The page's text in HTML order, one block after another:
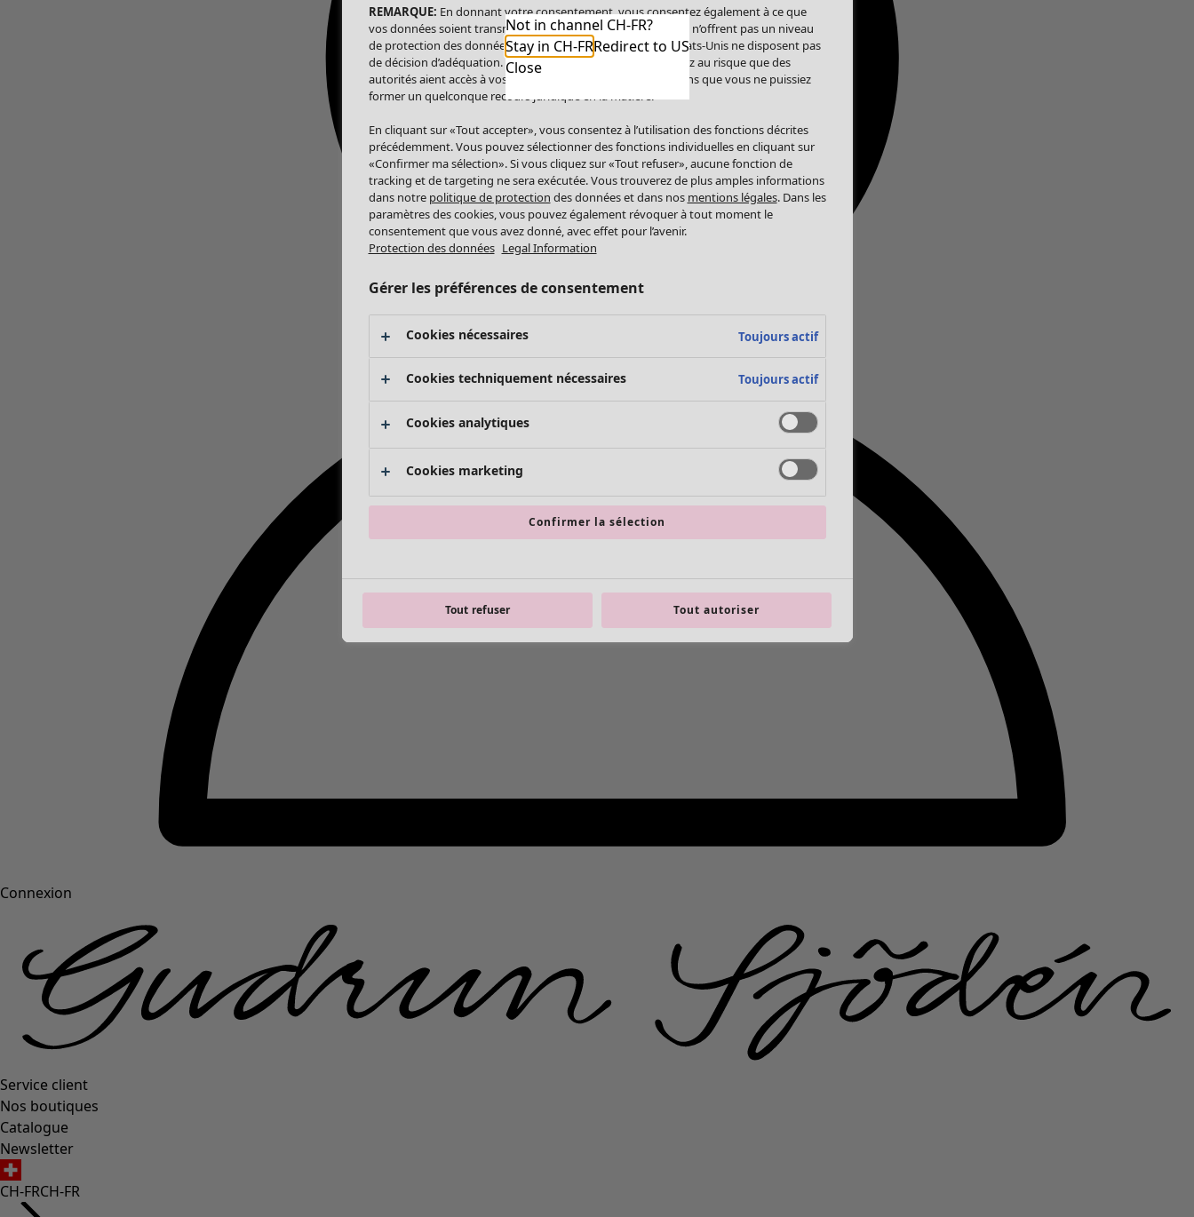
Connexion
Service client
Nos boutiques
Catalogue
Newsletter
CH-FRCH-FR
Not in channel CH-FR?
Stay in CH-FRRedirect to US
Close
REMARQUE: En donnant votre consentement, vous consentez également à ce que
vos données soient transmises aux États-Unis. Les États-Unis n’offrent pas un niveau
de protection des données comparable à celui de l’UE. Les États-Unis ne disposent pas
de décision d’adéquation. Par conséquent, vous vous exposez au risque que des
autorités aient accès à vos données à caractère personnel sans que vous ne puissiez
former un quelconque recours juridique en la matière.
En cliquant sur «Tout accepter», vous consentez à l’utilisation des fonctions décrites
précédemment. Vous pouvez sélectionner des fonctions individuelles en cliquant sur
«Confirmer ma sélection». Si vous cliquez sur «Tout refuser», aucune fonction de
tracking et de targeting ne sera exécutée. Vous trouverez de plus amples informations
dans notre politique de protection des données et dans nos mentions légales. Dans les
paramètres des cookies, vous pouvez également révoquer à tout moment le
consentement que vous avez donné, avec effet pour l’avenir.
Protection des données Legal Information
Gérer les préférences de consentement
Cookies nécessaires Toujours actif
Cookies techniquement nécessaires Toujours actif
Cookies analytiques
Cookies marketing
Confirmer la sélection
Tout refuser Tout autoriser